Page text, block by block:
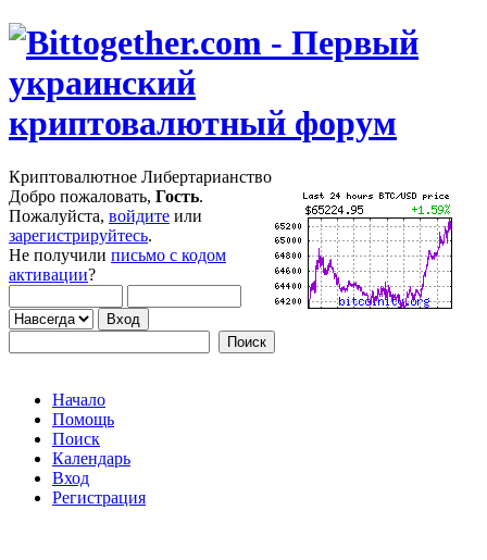
Криптовалютное Либертарианство
Добро пожаловать, Гость.
Пожалуйста, войдите или
зарегистрируйтесь.
Не получили письмо с кодом
активации?
Начало
Помощь
Поиск
Календарь
Вход
Регистрация